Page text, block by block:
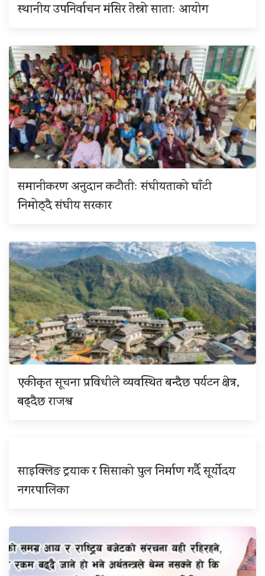
स्थानीय उपनिर्वाचन मंसिर तेस्रो साताः आयोग
समानीकरण अनुदान कटौतीः संघीयताको घाँटी
निमोठ्दै संघीय सरकार
एकीकृत सूचना प्रविधीले व्यवस्थित बन्दैछ पर्यटन क्षेत्र,
बढ्दैछ राजश्व
साइक्लिङ ट्रयाक र सिसाको पुल निर्माण गर्दै सूर्योदय
नगरपालिका